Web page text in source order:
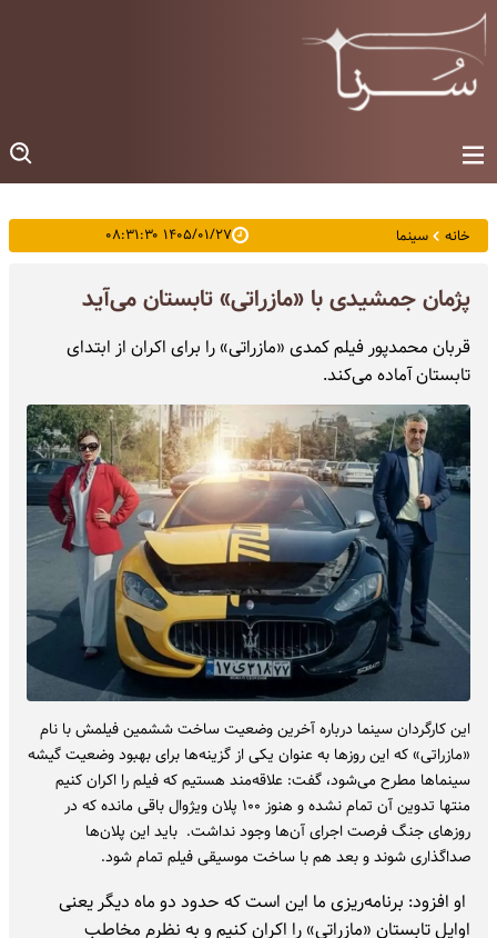
خانه سینما ۱۴۰۵/۰۱/۲۷ ۰۸:۳۱:۳۰
پژمان جمشیدی با «مازراتی» تابستان می‌آید
قربان محمدپور فیلم کمدی «مازراتی» را برای اکران از ابتدای
تابستان آماده می‌کند.
این کارگردان سینما درباره آخرین وضعیت ساخت ششمین فیلمش با نام
«مازراتی» که این روزها به عنوان یکی از گزینه‌ها برای بهبود وضعیت گیشه
سینماها مطرح می‌شود، گفت: علاقه‌مند هستیم که فیلم را اکران کنیم
منتها تدوین آن تمام نشده و هنوز ۱۰۰ پلان ویژوال باقی مانده که در
روزهای جنگ فرصت اجرای آن‌ها وجود نداشت. باید این پلان‌ها
صداگذاری شوند و بعد هم با ساخت موسیقی فیلم تمام شود.
او افزود: برنامه‌ریزی ما این است که حدود دو ماه دیگر یعنی
اوایل تابستان «مازراتی» را اکران کنیم و به نظرم مخاطب